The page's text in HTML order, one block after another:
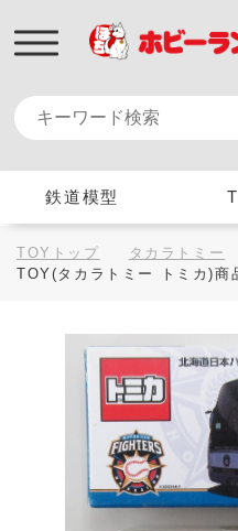
鉄道模型
TOYトップ
タカラトミー
TOY(タカラトミー トミカ)商